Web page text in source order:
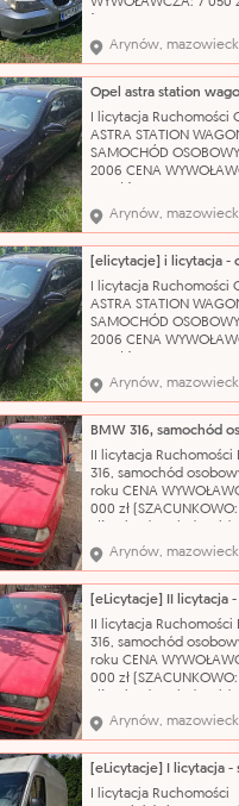
Uszkodzony,
przedni zderzak.
prawa tylna lampa.
sprzęgło. Brak koła
zapasowego, klucza do
podnośnika. Stan
używany OC ważne
Arynów,
I licytacja Ruchomości
ASTRA STATION
SAMOCHÓD
2006 CENA
Pojazd po dłuższym
obecnie wymaga
mechanicznej. W wielu
miejscach liczne rysy
Wnętrze wymaga
gruntownego
Nazwa katalogowa: S
Arynów,
I licytacja Ruchomości
ASTRA STATION
SAMOCHÓD
2006 CENA
Pojazd po dłuższym
obecnie wymaga
mechanicznej. W wielu
miejscach liczne rysy
Wnętrze wymaga
gruntownego
Nazwa katalogowa: S
Arynów,
II licytacja Ruchomości
316, samochód
roku CENA
000 zł
korozję, łuszczący się
bezbarwny oraz liczne
uszkodzenia i otarcia
swojej powierzchni.
katalogowa: Samochód
osobowy Marka: BMW
Arynów,
II licytacja Ruchomości
316, samochód
roku CENA
000 zł
korozję, łuszczący się
bezbarwny oraz liczne
uszkodzenia i otarcia
swojej powierzchni.
katalogowa: Samochód
Arynów,
I licytacja Ruchomości